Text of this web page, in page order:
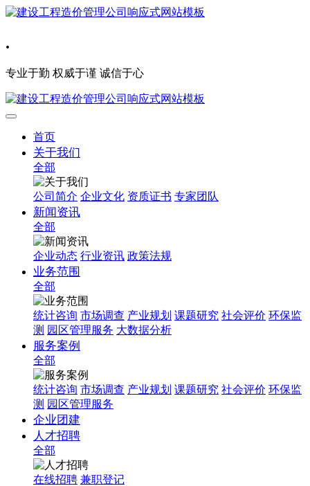
.
专业于勤 权威于谨 诚信于心
首页
关于我们
全部
公司简介 企业文化 资质证书 专家团队
新闻资讯
全部
企业动态 行业资讯 政策法规
业务范围
全部
统计咨询 市场调查 产业规划 课题研究 社会评价 环保监
测 园区管理服务 大数据分析
服务案例
全部
统计咨询 市场调查 产业规划 课题研究 社会评价 环保监
测 园区管理服务
企业团建
人才招聘
全部
在线招聘 兼职登记